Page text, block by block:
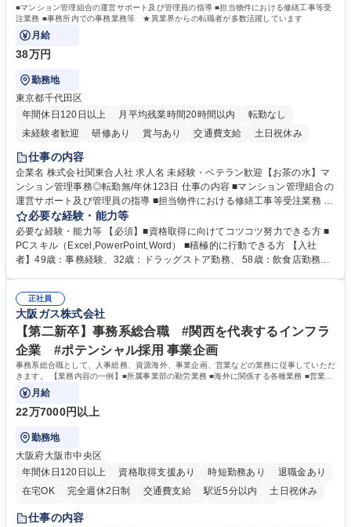
■マンション管理組合の運営サポート及び管理員の指導 ■担当物件における修繕工事等受
注業務 ■事務所内での事務業務等 ★異業界からの転職者が多数活躍しています
月給
38万円
勤務地
東京都千代田区
年間休日120日以上
月平均残業時間20時間以内
転勤なし
未経験者歓迎
研修あり 賞与あり 交通費支給 土日祝休み
仕事の内容
企業名 株式会社関東合人社 求人名 未経験・ベテラン歓迎【お茶の水】マ
ンション管理事務◎転勤無/年休123日 仕事の内容 ■マンション管理組合の
運営サポート及び管理員の指導 ■担当物件における修繕工事等受注業務 ■
事務所内での事務業務等 ★異業界からの転職者が多数活躍しています
【年収補足】532万円 ＋別途インセンティヴで平均約100万円/年（昨年度
実績） ＋管理業務主任者資格手当50,000円/月 ★親会社である株式会社合
人社計画研究所社のグループ会社として、質の高いサービスと適性価格を
無/年休123日
必要な経験・能力等
必要な経験・能力等 【必須】■資格取得に向けてコツコツ努力できる方 ■
PCスキル（Excel,PowerPoint,Word） ■積極的に行動できる方 【入社
者】49歳：事務経験、32歳：ドラッグストア勤務、 58歳：飲食店勤務
得出来ております！ 【魅力】■フレックス制度、未経験からでも下限年収
を一律支給！ ■管理業務主任者資格取得後には50,000円/月の手当あり！
学歴・資格 学歴：大学院 大学 高専 短大 専修学校 高校 語学力： 資格：第
一種運転免許普通自動車
正社員
大阪ガス株式会社
【第二新卒】事務系総合職 #関西を代表するインフラ
企業 #ポテンシャル採用 事業企画
事務系総合職として、人事総務、資源海外、事業企画、営業などの業務に従事していただ
きます。 【業務内容の一例】■所属事業部の勤労業務 ■海外に関係する各種業務 ■営業部
門の企画スタッフ、ルート営業
月給
22万7000円以上
勤務地
大阪府大阪市中央区
年間休日120日以上
資格取得支援あり 時短勤務あり
退職金あり
在宅OK
完全週休2日制 交通費支給 駅近5分以内
土日祝休み
服装自由
第二新卒歓迎
仕事の内容